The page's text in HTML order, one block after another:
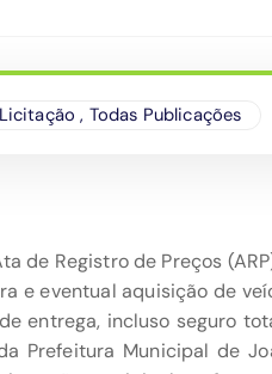
Licitação , Todas Publicações
de Registro de Preços
e eventual aquisição de
entrega, incluso seguro
Prefeitura Municipal de